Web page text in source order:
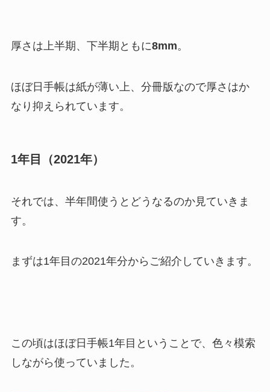
厚さは上半期、下半期ともに8mm。
ほぼ日手帳は紙が薄い上、分冊版なので厚さはか
なり抑えられています。
1年目（2021年）
それでは、半年間使うとどうなるのか見ていきま
す。
まずは1年目の2021年分からご紹介していきます。
この頃はほぼ日手帳1年目ということで、色々模索
しながら使っていました。